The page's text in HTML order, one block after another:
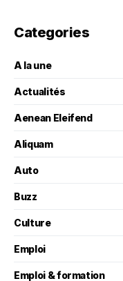
Categories
A la une
Actualités
Aenean Eleifend
Aliquam
Auto
Buzz
Culture
Emploi
Emploi & formation